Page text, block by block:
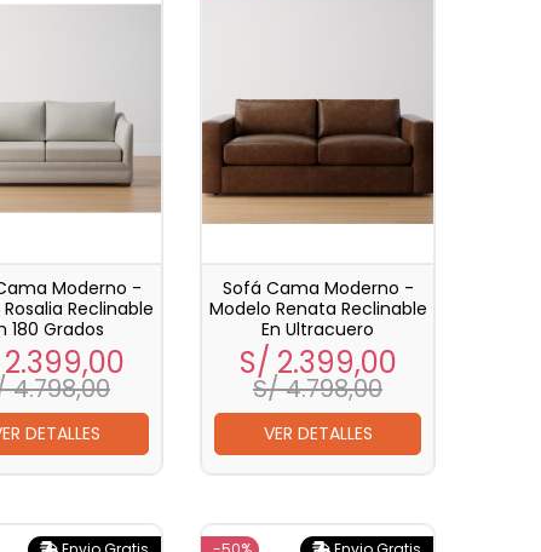
Moderno -
Reclinable
180 Grados
Precio
4.798,00
DETALLES
Sofá Cama Moderno -
Modelo Renata Reclinable
En Ultracuero
Precio
S/ 2.399,00Precio
S/ 4.798,00
VER DETALLES